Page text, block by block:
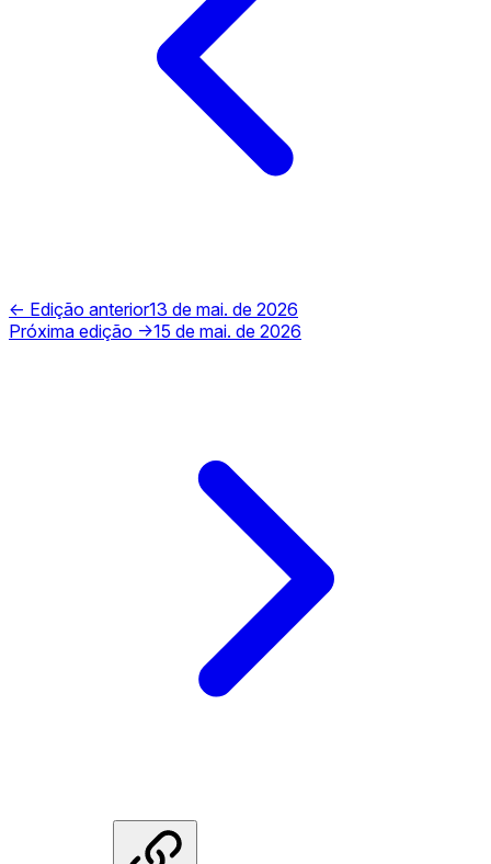
← Edição anterior13 de mai. de 2026
Próxima edição →15 de mai. de 2026